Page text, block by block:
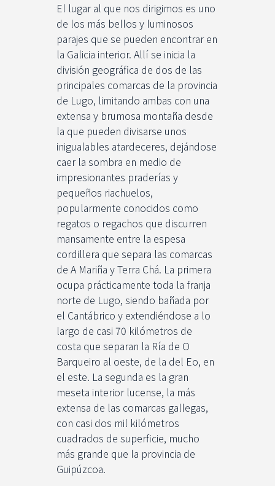
El lugar al que nos dirigimos es uno
de los más bellos y luminosos
parajes que se pueden encontrar en
la Galicia interior. Allí se inicia la
división geográfica de dos de las
principales comarcas de la provincia
de Lugo, limitando ambas con una
extensa y brumosa montaña desde
la que pueden divisarse unos
inigualables atardeceres, dejándose
caer la sombra en medio de
impresionantes praderías y
pequeños riachuelos,
popularmente conocidos como
regatos o regachos que discurren
mansamente entre la espesa
cordillera que separa las comarcas
de A Mariña y Terra Chá. La primera
ocupa prácticamente toda la franja
norte de Lugo, siendo bañada por
el Cantábrico y extendiéndose a lo
largo de casi 70 kilómetros de
costa que separan la Ría de O
Barqueiro al oeste, de la del Eo, en
el este. La segunda es la gran
meseta interior lucense, la más
extensa de las comarcas gallegas,
con casi dos mil kilómetros
cuadrados de superficie, mucho
más grande que la provincia de
Guipúzcoa.